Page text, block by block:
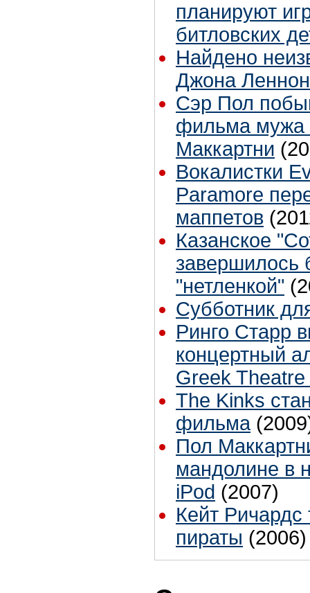
планируют
битловских
Найдено
Джона
Сэр Пол
фильма мужа
Маккартни
Вокалистки
Paramore
маппетов
Казанское
завершилось
"нетленкой"
Субботник
Ринго Старр
концертный
Greek
The Kinks
фильма
Пол
мандолине в
iPod (2007)
Кейт Ричардс
пираты (2006)